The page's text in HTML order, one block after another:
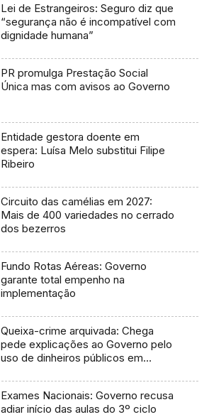
Lei de Estrangeiros: Seguro diz que
“segurança não é incompatível com
dignidade humana”
PR promulga Prestação Social
Única mas com avisos ao Governo
Entidade gestora doente em
espera: Luísa Melo substitui Filipe
Ribeiro
Circuito das camélias em 2027:
Mais de 400 variedades no cerrado
dos bezerros
Fundo Rotas Aéreas: Governo
garante total empenho na
implementação
Queixa-crime arquivada: Chega
pede explicações ao Governo pelo
uso de dinheiros públicos em
Exames Nacionais: Governo recusa
adiar início das aulas do 3º ciclo